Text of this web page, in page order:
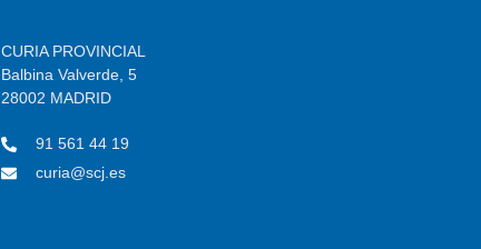
CURIA PROVINCIAL
Balbina Valverde, 5
28002 MADRID
91 561 44 19
curia@scj.es